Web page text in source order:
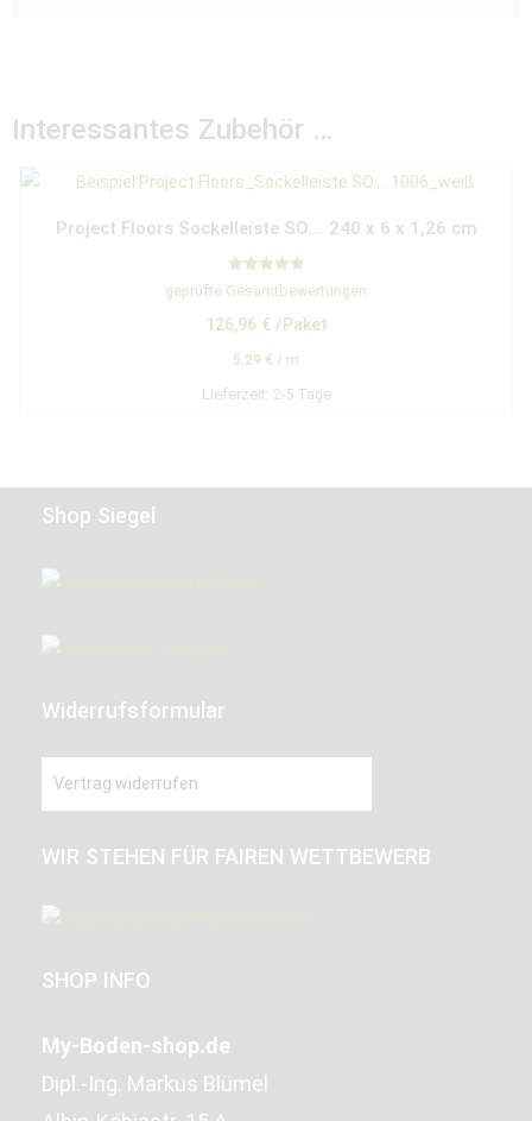
Interessantes Zubehör …
Project Floors Sockelleiste SO…. 240 x 6 x 1,26 cm
Bewertet mit
5.00
geprüfte Gesamtbewertungen
126,96 € /Paket
5,29 € / m
Lieferzeit: 2-5 Tage
Shop Siegel
Widerrufsformular
Vertrag widerrufen
WIR STEHEN FÜR FAIREN WETTBEWERB
SHOP INFO
My-Boden-shop.de
Dipl.-Ing. Markus Blümel